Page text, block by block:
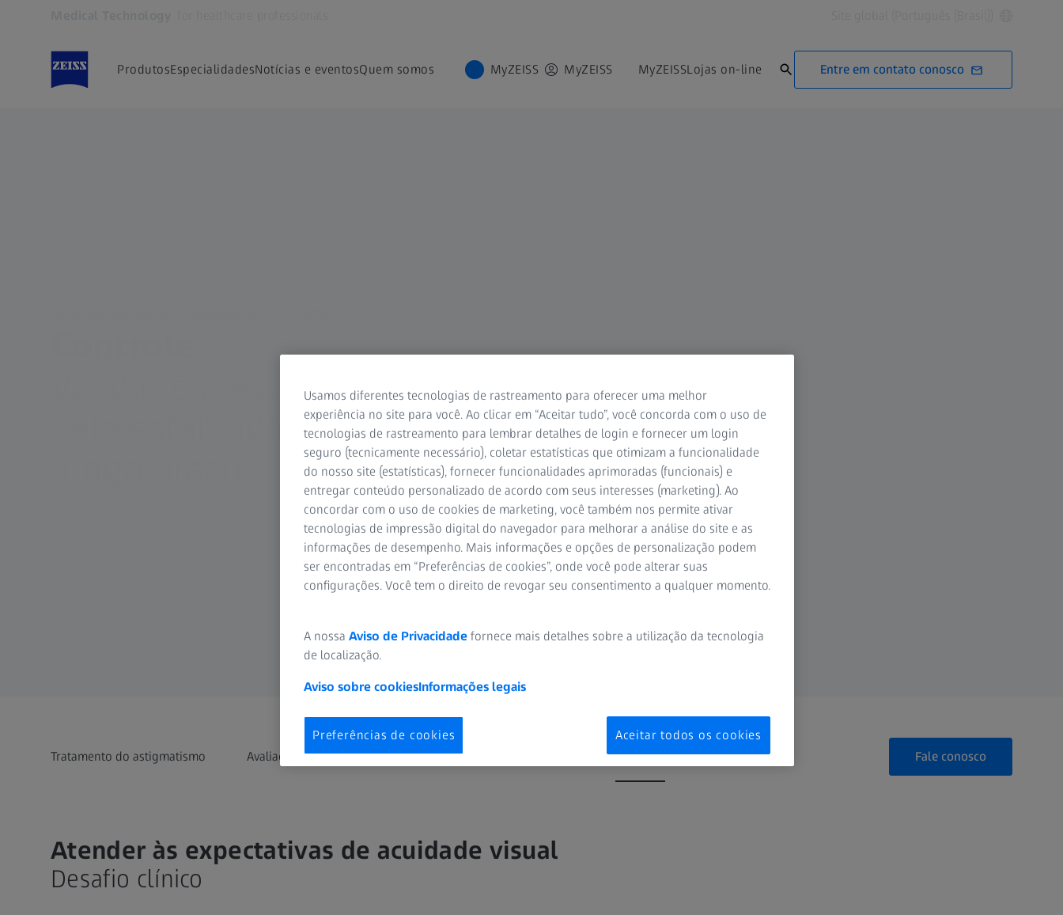
ProdutosEspecialidadesNotícias e eventosQuem somos MyZEISS MyZEISS MyZEISSLojas on-line Entre em contato conosco
Validar os resultados clínicos
pela estabilidade rotacional a
Tratamento do astigmatismo Avaliação e consulta Planejamento Controle Fale conosco
Atender às expectativas de acuidade visual
Desafio clínico
Usamos diferentes tecnologias de rastreamento para oferecer uma melhor
experiência no site para você. Ao clicar em “Aceitar tudo”, você concorda com o uso de
tecnologias de rastreamento para lembrar detalhes de login e fornecer um login
seguro (tecnicamente necessário), coletar estatísticas que otimizam a funcionalidade
do nosso site (estatísticas), fornecer funcionalidades aprimoradas (funcionais) e
entregar conteúdo personalizado de acordo com seus interesses (marketing). Ao
concordar com o uso de cookies de marketing, você também nos permite ativar
tecnologias de impressão digital do navegador para melhorar a análise do site e as
informações de desempenho. Mais informações e opções de personalização podem
ser encontradas em “Preferências de cookies”, onde você pode alterar suas
configurações. Você tem o direito de revogar seu consentimento a qualquer momento.
A nossa Aviso de Privacidade fornece mais detalhes sobre a utilização da tecnologia
de localização.
Aviso sobre cookiesInformações legais
Preferências de cookies Aceitar todos os cookies